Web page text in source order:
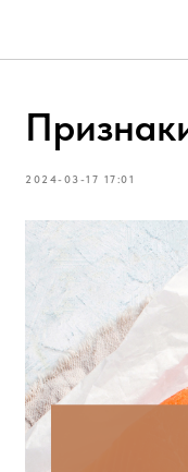
2024-03-17 17:01